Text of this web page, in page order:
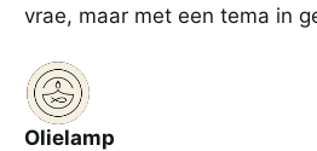
vrae, maar met een tema in
Olielamp